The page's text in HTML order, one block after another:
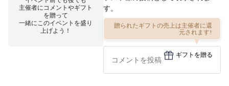
主催者にコメントやギフト
を贈って
一緒にこのイベントを盛り
上げよう！
す。
贈られたギフトの売上は主催者に還
元されます!
ギフトを贈る